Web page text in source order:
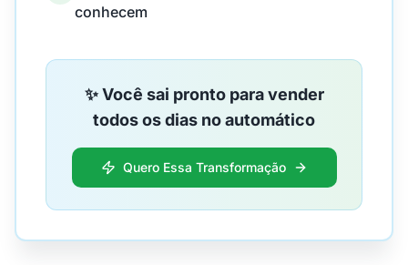
conhecem
✨ Você sai pronto para vender
todos os dias no automático
Quero Essa Transformação